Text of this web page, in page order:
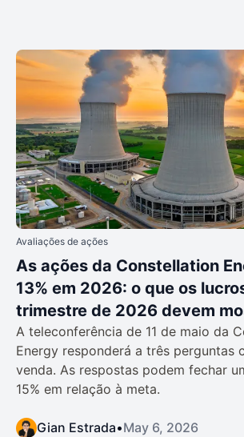
Avaliações de ações
As ações da Constellation
13% em 2026: o que os
trimestre de 2026 devem
A teleconferência de 11 de maio da
Energy responderá a três perguntas
venda. As respostas podem fechar
15% em relação à meta.
Gian Estrada•May 6, 2026